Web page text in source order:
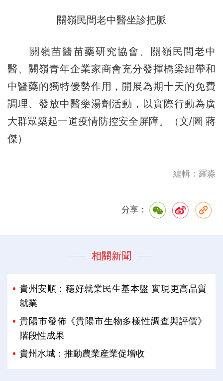
關嶺民間老中醫坐診把脈
關嶺苗醫苗藥研究協會、關嶺民間老中
醫、關嶺青年企業家商會充分發揮橋梁紐帶和
中醫藥的獨特優勢作用，開展為期十天的免費
調理、發放中醫藥湯劑活動，以實際行動為廣
大群眾築起一道疫情防控安全屏障。（文/圖 蔣
傑）
編輯：羅淼
分享：
相關新聞
貴州安順：穩好就業民生基本盤 實現更高品質
就業
貴陽市發佈《貴陽市生物多樣性調查與評價》
階段性成果
貴州水城：推動農業産業促增收